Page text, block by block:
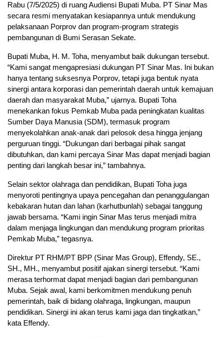
Rabu (7/5/2025) di ruang Audiensi Bupati Muba. PT Sinar Mas
secara resmi menyatakan kesiapannya untuk mendukung
pelaksanaan Porprov dan program-program strategis
pembangunan di Bumi Serasan Sekate.
Bupati Muba, H. M. Toha, menyambut baik dukungan tersebut.
“Kami sangat mengapresiasi dukungan PT Sinar Mas. Ini bukan
hanya tentang suksesnya Porprov, tetapi juga bentuk nyata
sinergi antara korporasi dan pemerintah daerah untuk kemajuan
daerah dan masyarakat Muba,” ujarnya. Bupati Toha
menekankan fokus Pemkab Muba pada peningkatan kualitas
Sumber Daya Manusia (SDM), termasuk program
menyekolahkan anak-anak dari pelosok desa hingga jenjang
perguruan tinggi. “Dukungan dari berbagai pihak sangat
dibutuhkan, dan kami percaya Sinar Mas dapat menjadi bagian
penting dari langkah besar ini,” tambahnya.
Selain sektor olahraga dan pendidikan, Bupati Toha juga
menyoroti pentingnya upaya pencegahan dan penanggulangan
kebakaran hutan dan lahan (karhutbunlah) sebagai tanggung
jawab bersama. “Kami ingin Sinar Mas terus menjadi mitra
dalam menjaga lingkungan dan mendukung program prioritas
Pemkab Muba,” tegasnya.
Direktur PT RHM/PT BPP (Sinar Mas Group), Effendy, SE.,
SH., MH., menyambut positif ajakan sinergi tersebut. “Kami
merasa terhormat dapat menjadi bagian dari pembangunan
Muba. Sejak awal, kami berkomitmen mendukung penuh
pemerintah, baik di bidang olahraga, lingkungan, maupun
pendidikan. Sinergi ini akan terus kami jaga dan tingkatkan,”
kata Effendy.